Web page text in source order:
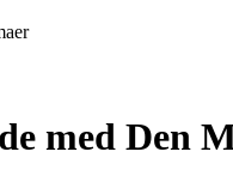
med Den